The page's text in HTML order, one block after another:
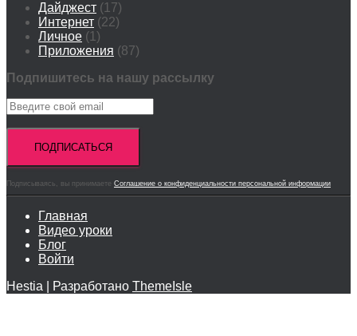
Дайджест (17)
Интернет (22)
Личное (1)
Приложения (87)
Подпишитесь на нашу рассылку
Подписываясь, вы принимаете Соглашение о конфиденциальности персональной информации
Главная
Видео уроки
Блог
Войти
Hestia | Разработано ThemeIsle